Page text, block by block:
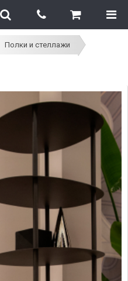
Полки и стеллажи